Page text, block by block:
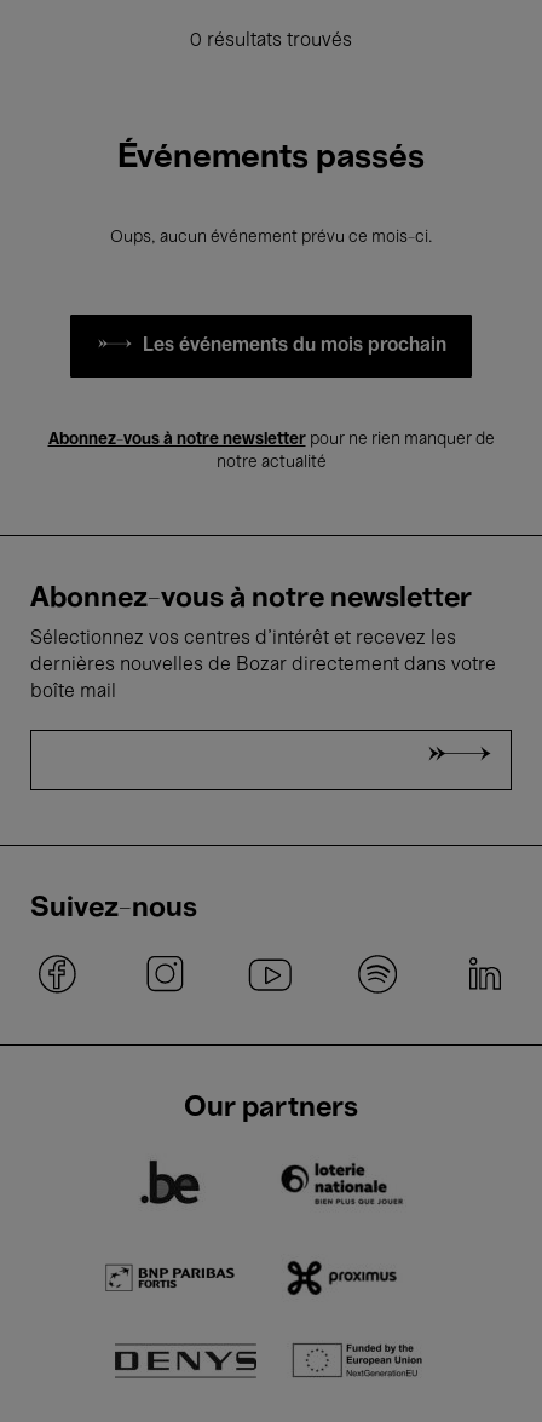
0 résultats trouvés
Événements passés
Oups, aucun événement prévu ce mois-ci.
Les événements du mois prochain
Abonnez-vous à notre newsletterpour ne rien manquer de
notre actualité
Abonnez-vous à notre newsletter
Sélectionnez vos centres d'intérêt et recevez les
dernières nouvelles de Bozar directement dans votre
boîte mail
Suivez-nous
Our partners